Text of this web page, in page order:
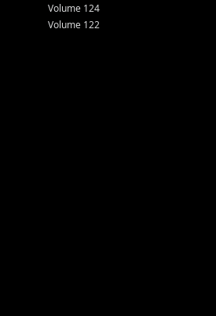
Volume 124
Volume 122